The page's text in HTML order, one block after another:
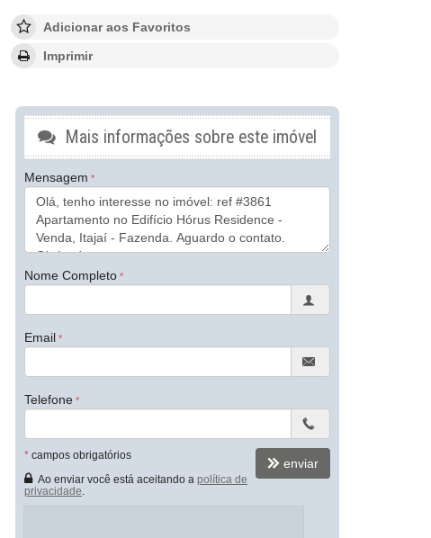
Adicionar aos Favoritos
Imprimir
Mais informações sobre este imóvel
Mensagem
Nome Completo
Email
Telefone
* campos obrigatórios
Ao enviar você está aceitando a política de
privacidade
enviar